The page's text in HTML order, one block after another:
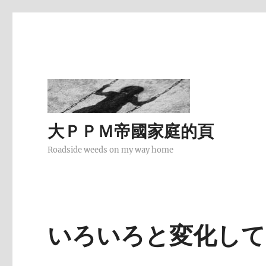
大ＰＰＭ帝國家庭的頁
Roadside weeds on my way home
いろいろと変化し